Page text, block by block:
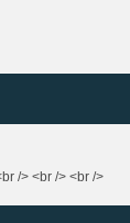
/> <br /> <br />